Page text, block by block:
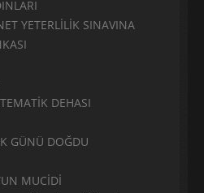
YETERLİLİK SINAVINA
DEHASI
GÜNÜ DOĞDU
MUCİDİ